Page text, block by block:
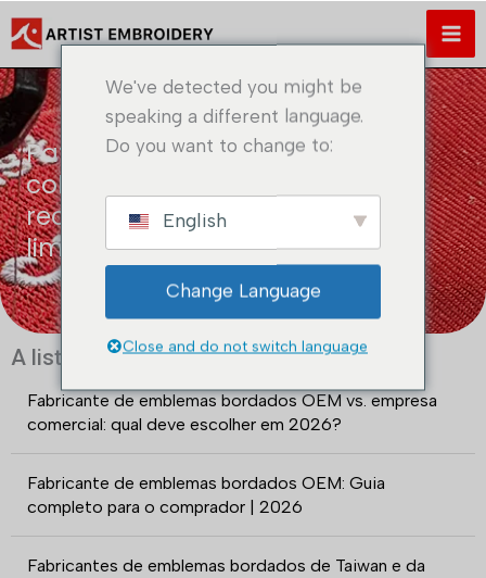
Saltar
para
o
conteúdo
Patches bordados para
coleccionadores - de
recordações a arte de edição
limitada
A lista de mensagens mais recentes
Fabricante de emblemas bordados OEM vs. empresa
comercial: qual deve escolher em 2026?
Fabricante de emblemas bordados OEM: Guia
completo para o comprador | 2026
Fabricantes de emblemas bordados de Taiwan e da
We've detected you might be
speaking a different language.
Do you want to change to:
English
Change Language
Close and do not switch language